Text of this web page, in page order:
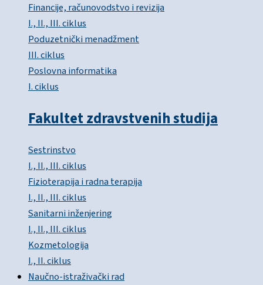
Financije, računovodstvo i revizija
I., II., III. ciklus
Poduzetnički menadžment
III. ciklus
Poslovna informatika
I. ciklus
Fakultet zdravstvenih studija
Sestrinstvo
I., II., III. ciklus
Fizioterapija i radna terapija
I., II., III. ciklus
Sanitarni inženjering
I., II., III. ciklus
Kozmetologija
I., II. ciklus
Naučno-istraživački rad